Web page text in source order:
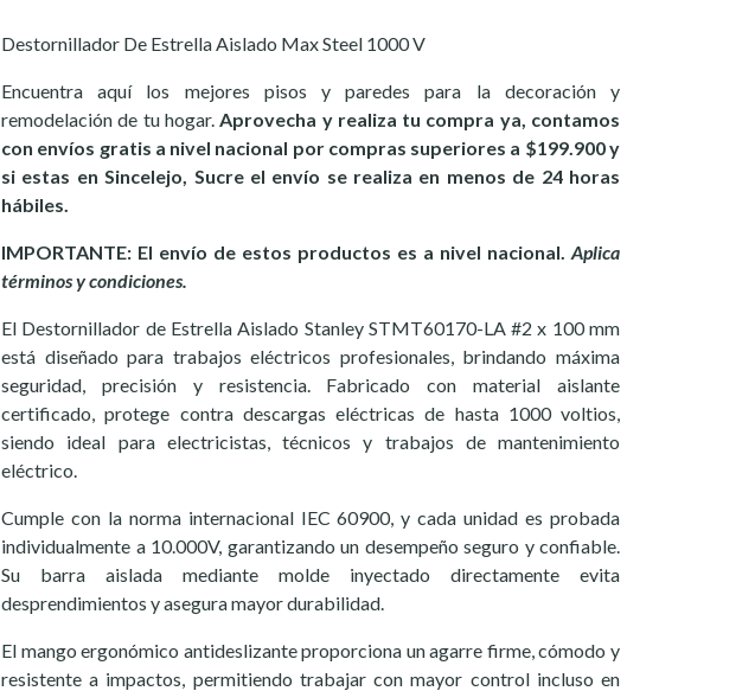
Destornillador De Estrella Aislado Max Steel 1000 V
Encuentra aquí los mejores pisos y paredes para la decoración y
remodelación de tu hogar.Aprovecha y realiza tu compra ya, contamos
con envíos gratis a nivel nacional por compras superiores a $199.900 y
si estas en Sincelejo, Sucre el envío se realiza en menos de 24 horas
hábiles.
IMPORTANTE: El envío de estos productos es a nivel nacional. Aplica
términos y condiciones.
El Destornillador de Estrella Aislado Stanley STMT60170-LA #2 x 100 mm
está diseñado para trabajos eléctricos profesionales, brindando máxima
seguridad, precisión y resistencia. Fabricado con material aislante
certificado, protege contra descargas eléctricas de hasta 1000 voltios,
siendo ideal para electricistas, técnicos y trabajos de mantenimiento
eléctrico.
Cumple con la norma internacional IEC 60900, y cada unidad es probada
individualmente a 10.000V, garantizando un desempeño seguro y confiable.
Su barra aislada mediante molde inyectado directamente evita
desprendimientos y asegura mayor durabilidad.
El mango ergonómico antideslizante proporciona un agarre firme, cómodo y
resistente a impactos, permitiendo trabajar con mayor control incluso en